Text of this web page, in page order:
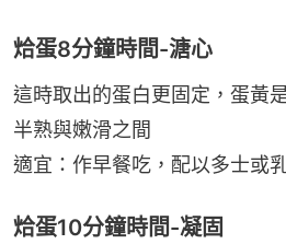
烚蛋8分鐘時間-溏心
這時取出的蛋白更固定，蛋黃
半熟與嫩滑之間
適宜：作早餐吃，配以多士或
烚蛋10分鐘時間-凝固